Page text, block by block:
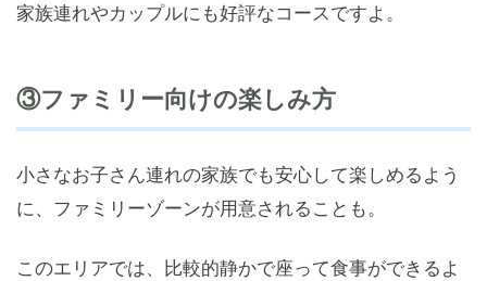
家族連れやカップルにも好評なコースですよ。
③ファミリー向けの楽しみ方
小さなお子さん連れの家族でも安心して楽しめるよう
に、ファミリーゾーンが用意されることも。
このエリアでは、比較的静かで座って食事ができるよ